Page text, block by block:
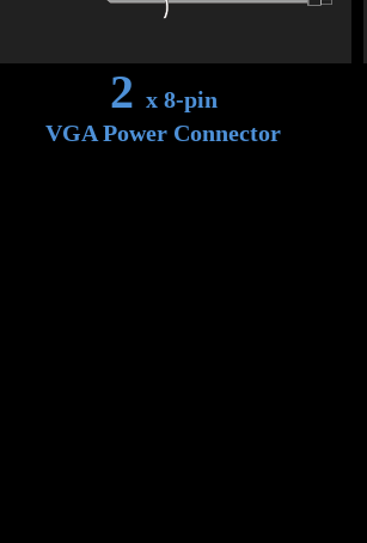
2 x 8-pin
VGA Power Connector